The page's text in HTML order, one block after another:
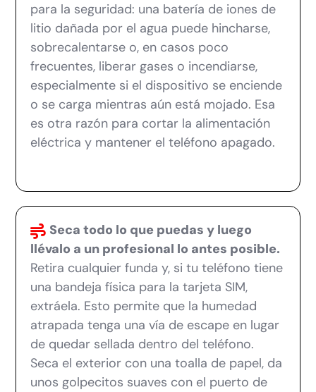
para la seguridad: una batería de iones de
litio dañada por el agua puede hincharse,
sobrecalentarse o, en casos poco
frecuentes, liberar gases o incendiarse,
especialmente si el dispositivo se enciende
o se carga mientras aún está mojado. Esa
es otra razón para cortar la alimentación
eléctrica y mantener el teléfono apagado.
Seca todo lo que puedas y luego
llévalo a un profesional lo antes posible.
Retira cualquier funda y, si tu teléfono tiene
una bandeja física para la tarjeta SIM,
extráela. Esto permite que la humedad
atrapada tenga una vía de escape en lugar
de quedar sellada dentro del teléfono.
Seca el exterior con una toalla de papel, da
unos golpecitos suaves con el puerto de